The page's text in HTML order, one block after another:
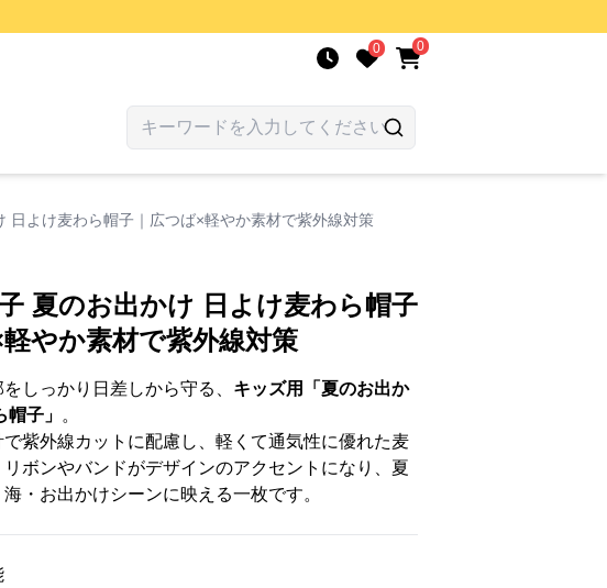
0 0
日よけ麦わら帽子｜広つば×軽やか素材で紫外線対策
夏のお出かけ 日よけ麦わら帽子
軽やか素材で紫外線対策
しっかり日差しから守る、 キッズ用「夏のお出か
子」 。
で紫外線カットに配慮し、軽くて通気性に優れた麦
ボンやバンドがデザインのアクセントになり、夏
・お出かけシーンに映える一枚です。